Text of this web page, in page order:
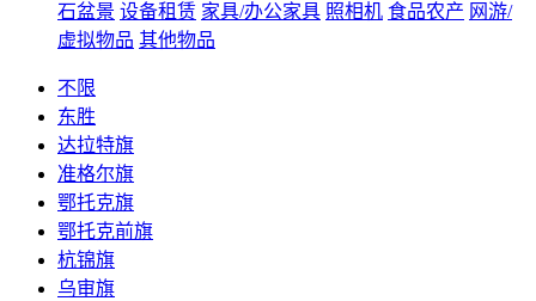
石盆景 设备租赁 家具/办公家具 照相机 食品农产 网游/
虚拟物品 其他物品
不限
东胜
达拉特旗
准格尔旗
鄂托克旗
鄂托克前旗
杭锦旗
乌审旗